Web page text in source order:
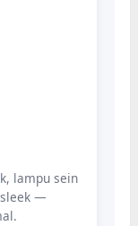
lampu sein
sleek —